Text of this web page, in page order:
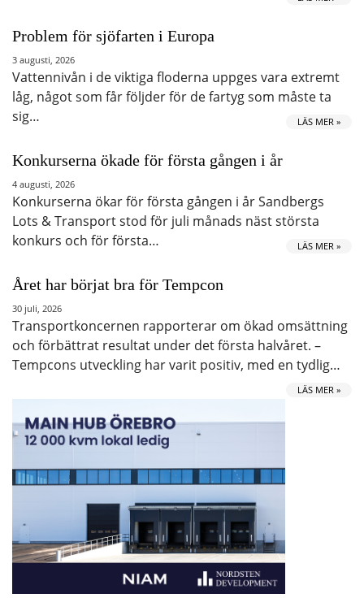
Problem för sjöfarten i Europa
3 augusti, 2026
Vattennivån i de viktiga floderna uppges vara extremt
låg, något som får följder för de fartyg som måste ta
sig…
LÄS MER »
Konkurserna ökade för första gången i år
4 augusti, 2026
Konkurserna ökar för första gången i år Sandbergs
Lots & Transport stod för juli månads näst största
konkurs och för första…
LÄS MER »
Året har börjat bra för Tempcon
30 juli, 2026
Transportkoncernen rapporterar om ökad omsättning
och förbättrat resultat under det första halvåret. –
Tempcons utveckling har varit positiv, med en tydlig…
LÄS MER »